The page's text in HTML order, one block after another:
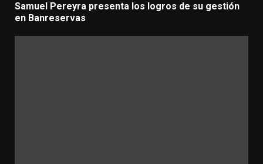
Samuel Pereyra presenta los logros de su gestión
en Banreservas